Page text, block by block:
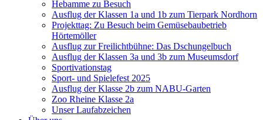
Hebamme zu Besuch
Ausflug der Klassen 1a und 1b zum Tierpark Nordhorn
Projekttag: Zu Besuch beim Gemüsebaubetrieb
Hörtemöller
Ausflug zur Freilichtbühne: Das Dschungelbuch
Ausflug der Klassen 3a und 3b zum Museumsdorf
Sportivationstag
Sport- und Spielefest 2025
Ausflug der Klasse 2b zum NABU-Garten
Zoo Rheine Klasse 2a
Unser Laufabzeichen